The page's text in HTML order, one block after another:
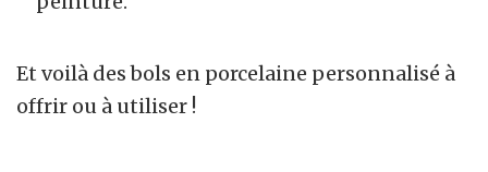
Et voilà des bols en porcelaine personnalisé à
offrir ou à utiliser !